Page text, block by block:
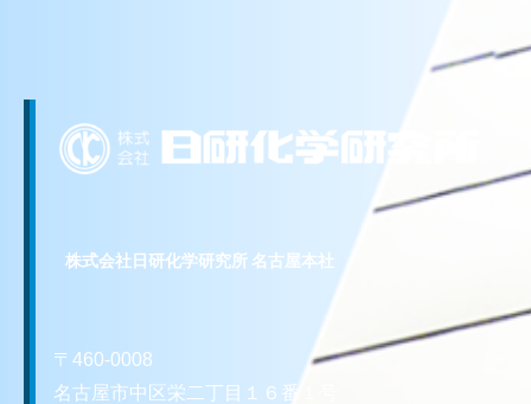
株式会社日研化学研究所 名古屋本社
〒460-0008
名古屋市中区栄二丁目１６番１号